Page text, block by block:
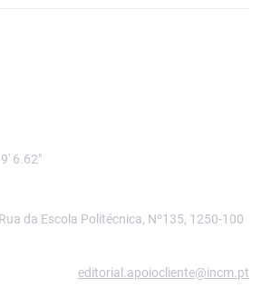
6.62"
da Escola Politécnica, Nº135, 1250-100
editorial.apoiocliente@incm.pt